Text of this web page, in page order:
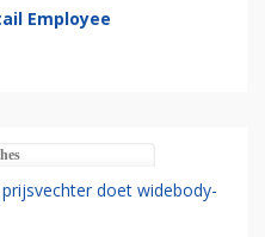
Employee
doet widebody-